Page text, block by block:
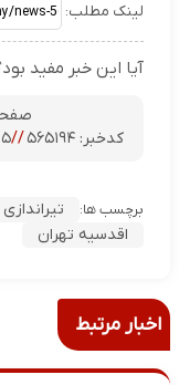
لینک مطلب:
آیا این خبر مفید
کدخبر: ۵۶۵۱۹۴ //۵ خرداد ۱۴۰۵
برچسب ها: تیراندازی
اقدسیه تهران
اخبار مرتبط